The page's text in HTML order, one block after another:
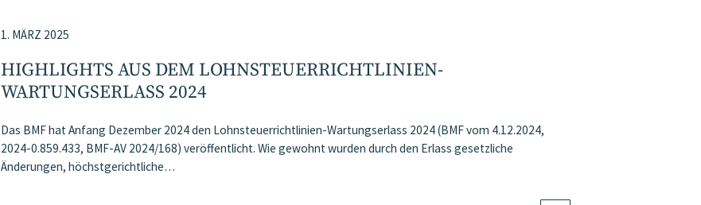
1. MÄRZ 2025
HIGHLIGHTS AUS DEM LOHNSTEUERRICHTLINIEN-
WARTUNGSERLASS 2024
Das BMF hat Anfang Dezember 2024 den Lohnsteuerrichtlinien-Wartungserlass 2024 (BMF vom 4.12.2024,
2024-0.859.433, BMF-AV 2024/168) veröffentlicht. Wie gewohnt wurden durch den Erlass gesetzliche
Änderungen, höchstgerichtliche…